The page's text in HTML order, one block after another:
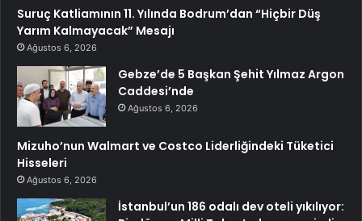
Suruç Katliamının 11. Yılında Bodrum’dan “Hiçbir Düş
Yarım Kalmayacak” Mesajı
Ağustos 6, 2026
Gebze’de 5 Başkan Şehit Yılmaz Argon
Caddesi’nde
Ağustos 6, 2026
Mizuho’nun Walmart ve Costco Liderliğindeki Tüketici
Hisseleri
Ağustos 6, 2026
İstanbul’un 186 odalı dev oteli yıkılıyor: